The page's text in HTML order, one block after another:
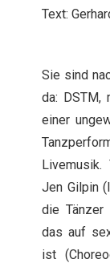
Text:
Sie sind
da: DSTM,
einer
Livemusik.
Jen Gilpin
die Tänzer
das auf
ist